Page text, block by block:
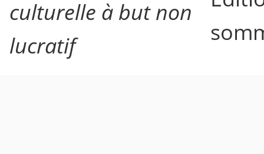
culturelle à but non
lucratif